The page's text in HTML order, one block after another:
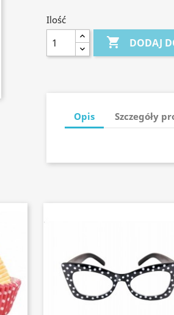
Ilość
 DODAJ
Opis Szczegóły